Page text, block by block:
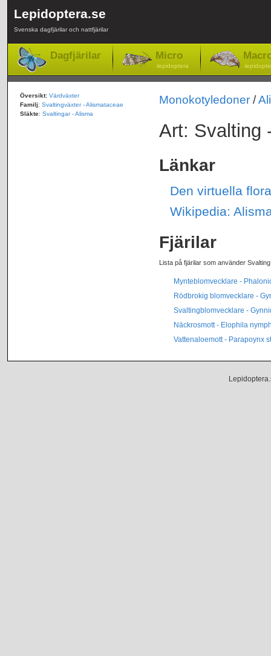
Lepidoptera.se
Svenska dagfjärilar och nattfjärilar
Dagfjärilar Micro
-lepidoptera -
Monokotyledoner/
Art: Svalting
Länkar
Den virtuella
Wikipedia:
Fjärilar
Lista på fjärilar som använder
Mynteblomvecklare -
Rödbrokig blomvecklare -
Svaltingblomvecklare -
Näckrosmott - Elophila
Vattenaloemott - Parapoynx
Översikt: Värdväxter
Familj: Svaltingväxter - Alismataceae
Släkte: Svaltingar - Alisma